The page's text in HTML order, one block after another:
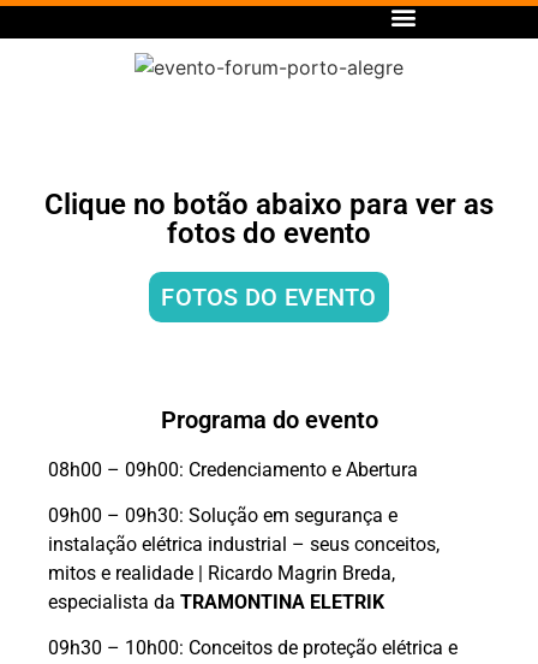
Clique no botão abaixo para ver as
fotos do evento
FOTOS DO EVENTO
Programa do evento
08h00 – 09h00: Credenciamento e Abertura
09h00 – 09h30: Solução em segurança e
instalação elétrica industrial – seus conceitos,
mitos e realidade | Ricardo Magrin Breda,
especialista da TRAMONTINA ELETRIK
09h30 – 10h00: Conceitos de proteção elétrica e